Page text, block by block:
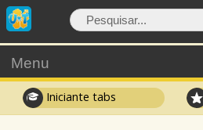
Menu
Iniciante tabs